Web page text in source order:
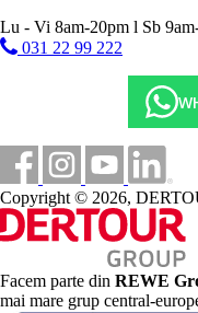
250 m
Sezlonguri pe plaja
Umbrele pe plaja
Vacanta la plaja
Piscine
Sezlonguri si umbrele
Piscina pentru copii
Lu - Vi 8am-20pm l Sb
031 22 99 222
Copyright © 2026,
Facem parte din REWE
mai mare grup central-